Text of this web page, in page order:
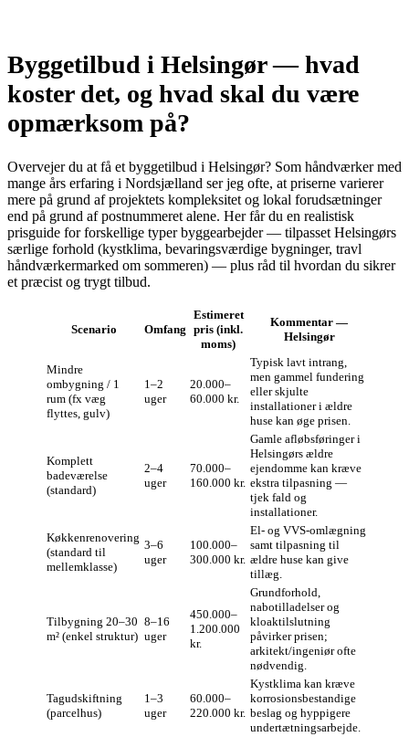
Byggetilbud i Helsingør — hvad
koster det, og hvad skal du være
opmærksom på?
Overvejer du at få et byggetilbud i Helsingør? Som håndværker med
mange års erfaring i Nordsjælland ser jeg ofte, at priserne varierer
mere på grund af projektets kompleksitet og lokal forudsætninger
end på grund af postnummeret alene. Her får du en realistisk
prisguide for forskellige typer byggearbejder — tilpasset Helsingørs
særlige forhold (kystklima, bevaringsværdige bygninger, travl
håndværkermarked om sommeren) — plus råd til hvordan du sikrer
et præcist og trygt tilbud.
Scenario Omfang
Estimeret
pris (inkl.
moms)
Kommentar —
Helsingør
Mindre
ombygning / 1
rum (fx væg
flyttes, gulv)
1–2
uger
20.000–
60.000 kr.
Typisk lavt intrang,
men gammel fundering
eller skjulte
installationer i ældre
huse kan øge prisen.
Komplett
badeværelse
(standard)
2–4
uger
70.000–
160.000 kr.
Gamle afløbsføringer i
Helsingørs ældre
ejendomme kan kræve
ekstra tilpasning —
tjek fald og
installationer.
Køkkenrenovering
(standard til
mellemklasse)
3–6
uger
100.000–
300.000 kr.
El- og VVS-omlægning
samt tilpasning til
ældre huse kan give
tillæg.
Tilbygning 20–30
m² (enkel struktur)
8–16
uger
450.000–
1.200.000
kr.
Grundforhold,
nabotilladelser og
kloaktilslutning
påvirker prisen;
arkitekt/ingeniør ofte
nødvendig.
Tagudskiftning
(parcelhus)
1–3
uger
60.000–
220.000 kr.
Kystklima kan kræve
korrosionsbestandige
beslag og hyppigere
undertætningsarbejde.